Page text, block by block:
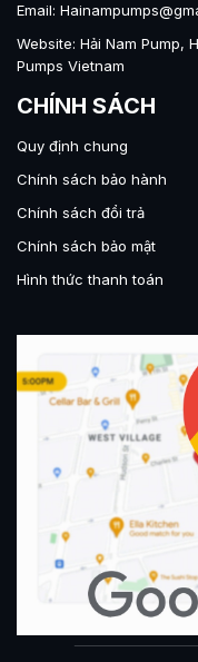
Email:
Website: Hải Nam Pump,
Pumps Vietnam
CHÍNH SÁCH
Quy định chung
Chính sách bảo hành
Chính sách đổi trả
Chính sách bảo mật
Hình thức thanh toán